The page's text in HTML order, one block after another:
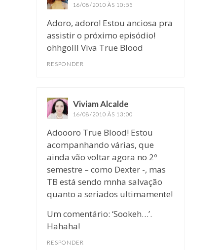
16/08/2010 ÀS 10:55
Adoro, adoro! Estou anciosa pra
assistir o próximo episódio!
ohhgolll Viva True Blood
RESPONDER
Viviam Alcalde
16/08/2010 ÀS 13:00
Adoooro True Blood! Estou
acompanhando várias, que
ainda vão voltar agora no 2º
semestre – como Dexter -, mas
TB está sendo mnha salvação
quanto a seriados ultimamente!
Um comentário: ‘Sookeh…’.
Hahaha!
RESPONDER